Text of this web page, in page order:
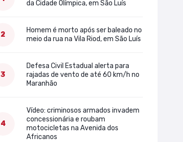
da Cidade Olímpica, em São Luís
Homem é morto após ser baleado no
meio da rua na Vila Riod, em São Luís
Defesa Civil Estadual alerta para
rajadas de vento de até 60 km/h no
Maranhão
Vídeo: criminosos armados invadem
concessionária e roubam
motocicletas na Avenida dos
Africanos